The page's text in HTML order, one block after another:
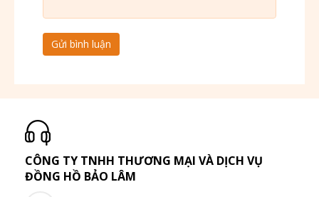
CÔNG TY TNHH THƯƠNG MẠI VÀ DỊCH VỤ
ĐỒNG HỒ BẢO LÂM